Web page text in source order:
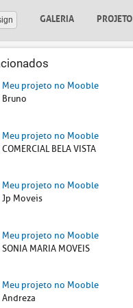
GALERIA PROJETO
Meu projeto no Mooble
Bruno
Meu projeto no Mooble
COMERCIAL BELA VISTA
Meu projeto no Mooble
Jp Moveis
Meu projeto no Mooble
SONIA MARIA MOVEIS
Meu projeto no Mooble
Andreza